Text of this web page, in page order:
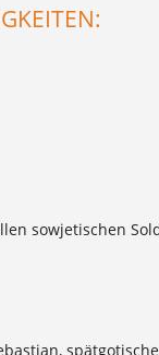
sowjetischen